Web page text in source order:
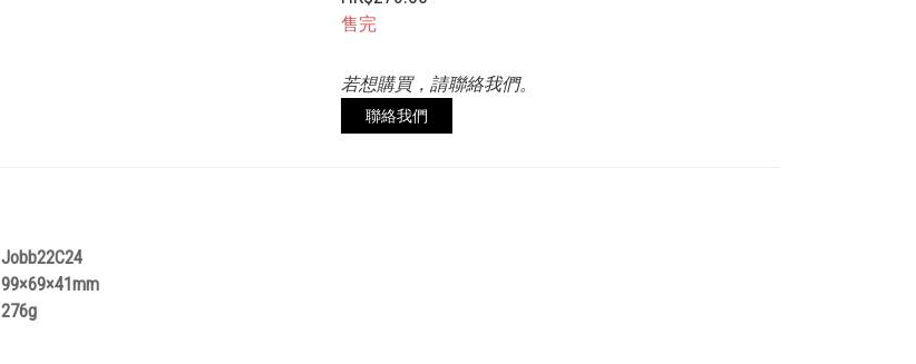
售完
若想購買，請聯絡我們。
聯絡我們
Jobb22C24
99×69×41mm
276g